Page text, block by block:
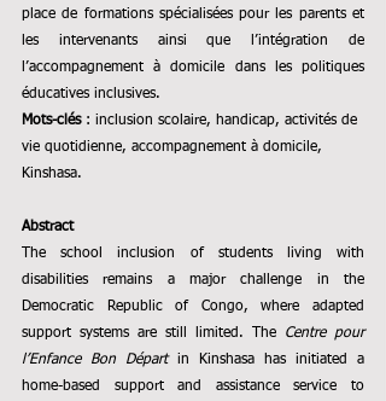
place de formations spécialisées pour les parents et
les intervenants ainsi que l’intégration de
l’accompagnement à domicile dans les politiques
éducatives inclusives.
Mots-clés : inclusion scolaire, handicap, activités de
vie quotidienne, accompagnement à domicile,
Kinshasa.
Abstract
The school inclusion of students living with
disabilities remains a major challenge in the
Democratic Republic of Congo, where adapted
support systems are still limited. The Centre pour
l’Enfance Bon Départ in Kinshasa has initiated a
home-based support and assistance service to